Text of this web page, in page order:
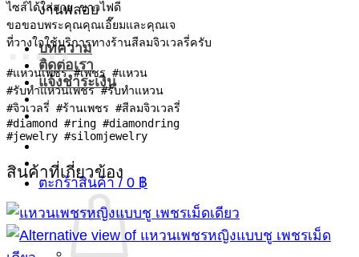
งานพลอย
บทความ
ติดต่อเรา
แจ้งชำระเงิน
ตะกร้าสินค้า / 0 ฿
ไซส์ได้ใส่สวย ขาวไฟดี
ขอขอบพระคุณคุณเอี๊ยมและคุณเจ
#แหวนเพชร #เพชร #แหวน
#รับทำแหวนเพชร #รับทำแหวน
#จิวเวลรี่ #ร้านเพชร #สีลมจิวเวลรี่
#diamond #ring #diamondring
#jewelry #silomjewelry
สินค้าที่เกี่ยวข้อง